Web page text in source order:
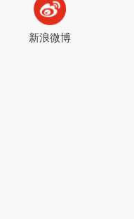
新浪微博